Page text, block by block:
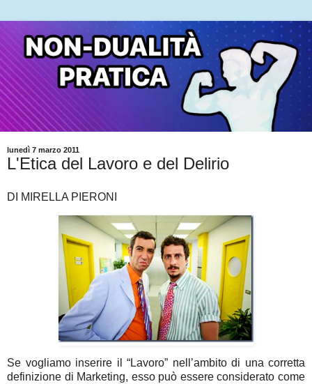
lunedì 7 marzo 2011
L'Etica del Lavoro e del Delirio
DI MIRELLA PIERONI
Se vogliamo inserire il “Lavoro” nell’ambito di una corretta
definizione di Marketing, esso può essere considerato come